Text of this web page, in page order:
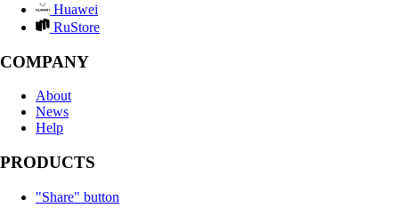
Huawei
RuStore
COMPANY
About
News
Help
PRODUCTS
"Share" button